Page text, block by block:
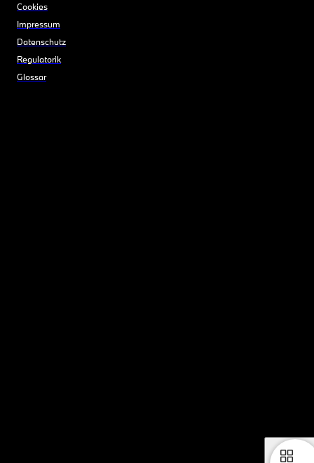
Cookies
Impressum
Datenschutz
Regulatorik
Glossar